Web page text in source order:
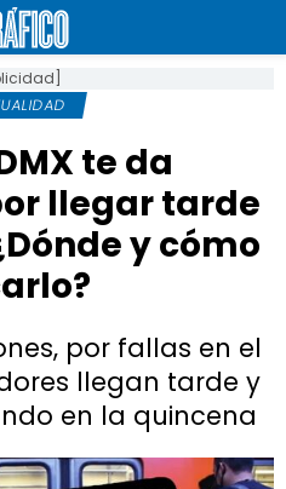
te da
llegar tarde
y cómo
por fallas en el
llegan tarde y
en la quincena